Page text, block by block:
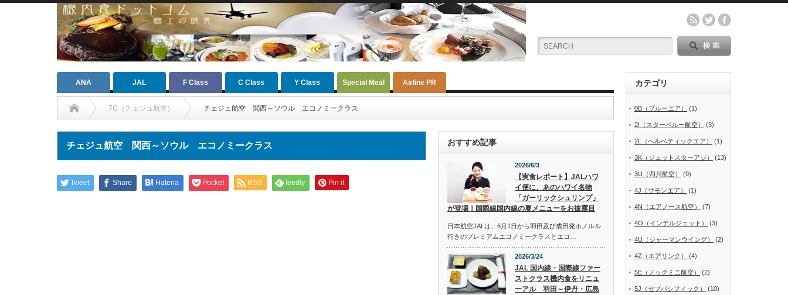
ANA JAL F Class C Class Y Class Special Meal Airline PR
7C（チェジュ航空） チェジュ航空 関西～ソウル エコノミークラス
チェジュ航空 関西～ソウル エコノミークラス
Tweet Share Hatena Pocket RSS feedly Pin it
おすすめ記事
2026/6/3
【実食レポート】JALハワ
イ便に、あのハワイ名物
「ガーリックシュリンプ」
が登場！国際線国内線の夏メニューをお披露目
日本航空JALは、6月1日から羽田及び成田発ホノルル
行きのプレミアムエコノミークラスとエコ…
2026/3/24
JAL 国内線・国際線ファー
ストクラス機内食をリニュ
ーアル 羽田～伊丹・広島
カテゴリ
0B（ブルーエア） (1)
2I（スターペルー航空） (3)
2L（ヘルベティックエア） (1)
3K（ジェットスターアジ） (13)
3U（四川航空） (9)
4J（サモンエア） (1)
4N（エアノース航空） (7)
4O（インテルジェット） (3)
4U（ジャーマンウイング） (2)
4Z（エアリンク） (4)
5E（ノックミニ航空） (2)
5J（セブパシフィック） (10)